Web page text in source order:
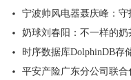
宁波帅风电器聂庆峰：守
奶球刘春阳：不一样的奶
时序数据库DolphinDB存
平安产险广东分公司联